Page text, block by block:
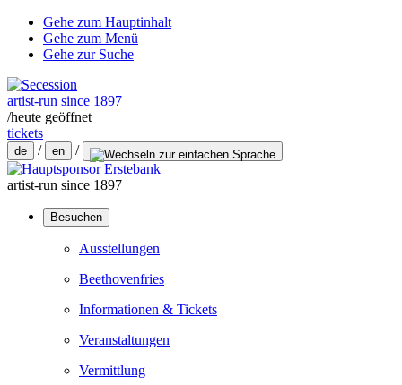
Gehe zum Hauptinhalt
Gehe zum Menü
Gehe zur Suche
artist-run since 1897
/heute geöffnet
tickets
de / en /
artist-run since 1897
Besuchen
Ausstellungen
Beethovenfries
Informationen & Tickets
Veranstaltungen
Vermittlung